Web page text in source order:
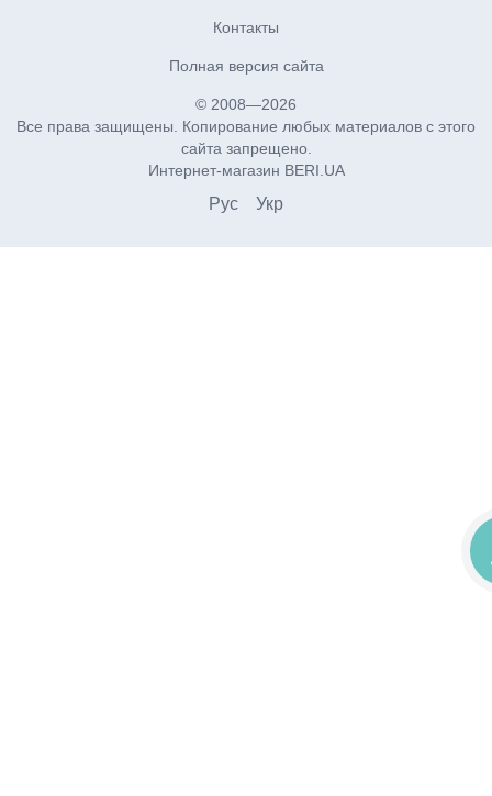
Контакты
Полная версия сайта
© 2008—2026
Все права защищены. Копирование любых материалов с этого
сайта запрещено.
Интернет-магазин BERI.UA
Рус Укр